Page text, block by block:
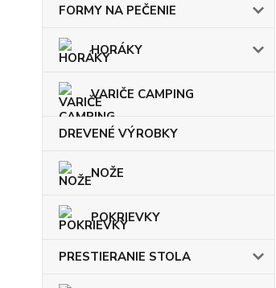
FORMY NA PEČENIE
HORÁKY
VARIČE CAMPING
DREVENÉ VÝROBKY
NOŽE
POKRIEVKY
PRESTIERANIE STOLA